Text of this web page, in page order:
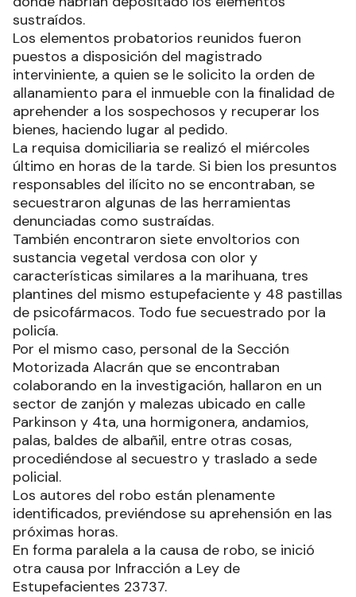
sustraídos.
Los elementos probatorios reunidos fueron
puestos a disposición del magistrado
interviniente, a quien se le solicito la orden de
allanamiento para el inmueble con la finalidad de
aprehender a los sospechosos y recuperar los
bienes, haciendo lugar al pedido.
La requisa domiciliaria se realizó el miércoles
último en horas de la tarde. Si bien los presuntos
responsables del ilícito no se encontraban, se
secuestraron algunas de las herramientas
denunciadas como sustraídas.
También encontraron siete envoltorios con
sustancia vegetal verdosa con olor y
características similares a la marihuana, tres
plantines del mismo estupefaciente y 48 pastillas
de psicofármacos. Todo fue secuestrado por la
policía.
Por el mismo caso, personal de la Sección
Motorizada Alacrán que se encontraban
colaborando en la investigación, hallaron en un
sector de zanjón y malezas ubicado en calle
Parkinson y 4ta, una hormigonera, andamios,
palas, baldes de albañil, entre otras cosas,
procediéndose al secuestro y traslado a sede
policial.
Los autores del robo están plenamente
identificados, previéndose su aprehensión en las
próximas horas.
En forma paralela a la causa de robo, se inició
otra causa por Infracción a Ley de
Estupefacientes 23737.